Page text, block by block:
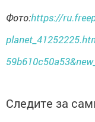
Фото:https://
Следите за